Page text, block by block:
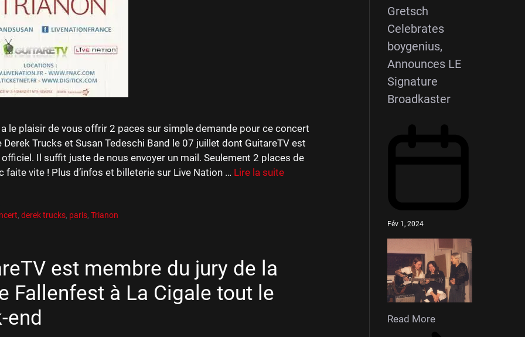
le plaisir de vous offrir 2 paces sur simple demande pour ce concert
Derek Trucks et Susan Tedeschi Band le 07 juillet dont GuitareTV est
Il suffit juste de nous envoyer un mail. Seulement 2 places de
faite vite ! Plus d’infos et billeterie sur Live Nation … Lire la suite
,derek trucks, paris,Trianon
est membre du jury de la
Fallenfest à La Cigale tout le
end
Gretsch
Celebrates
boygenius,
Announces LE
Signature
Broadkaster
Fév 1, 2024
Read More